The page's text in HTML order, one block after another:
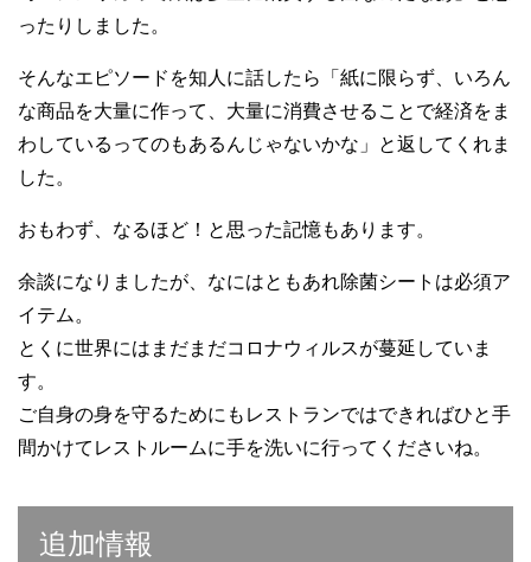
ったりしました。
そんなエピソードを知人に話したら「紙に限らず、いろん
な商品を大量に作って、大量に消費させることで経済をま
わしているってのもあるんじゃないかな」と返してくれま
した。
おもわず、なるほど！と思った記憶もあります。
余談になりましたが、なにはともあれ除菌シートは必須ア
イテム。
とくに世界にはまだまだコロナウィルスが蔓延していま
す。
ご自身の身を守るためにもレストランではできればひと手
間かけてレストルームに手を洗いに行ってくださいね。
追加情報